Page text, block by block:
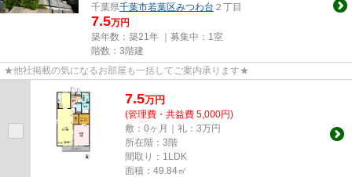
千葉県千葉市若葉区みつわ台 ２丁目
7.5万円
築年数：築21年 ｜募集中： 1室
階数：3階建
★他社掲載の気になるお部屋も一括してご案内承ります★
7.5万円
(管理費・共益費 5,000円)
敷：0ヶ月｜礼：3万円
所在階：3階
間取り：1LDK
面積：49.84㎡